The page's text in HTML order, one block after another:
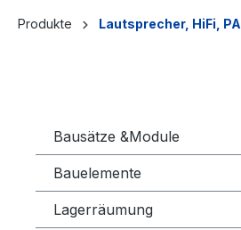
Produkte Lautsprecher, HiFi, PA
Bausätze &Module
Bauelemente
Lagerräumung